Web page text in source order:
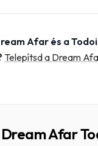
Afar és a
Telepítsd a Dream
Afar